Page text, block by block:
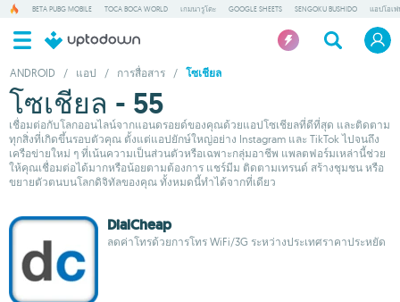
BETA PUBG MOBILE TOCA BOCA WORLD เกมนารูโตะ GOOGLE SHEETS SENGOKU BUSHIDO แอปโอเ
ANDROID / แอป / การสื่อสาร / โซเชียล
โซเชียล - 55
เชื่อมต่อกับโลกออนไลน์จากแอนดรอยด์ของคุณด้วยแอปโซเชียลที่ดีที่สุด และติดตาม
ทุกสิ่งที่เกิดขึ้นรอบตัวคุณ ตั้งแต่แอปยักษ์ใหญ่อย่าง Instagram และ TikTok ไปจนถึง
เครือข่ายใหม่ ๆ ที่เน้นความเป็นส่วนตัวหรือเฉพาะกลุ่มอาชีพ แพลตฟอร์มเหล่านี้ช่วย
ให้คุณเชื่อมต่อได้มากหรือน้อยตามต้องการ แชร์มีม ติดตามเทรนด์ สร้างชุมชน หรือ
ขยายตัวตนบนโลกดิจิทัลของคุณ ทั้งหมดนี้ทำได้จากที่เดียว
DialCheap
ลดค่าโทรด้วยการโทร WiFi/3G ระหว่างประเทศราคาประหยัด